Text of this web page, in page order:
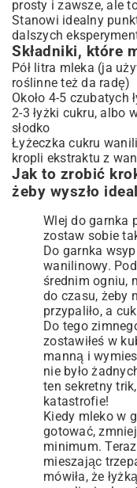
prosty i zawsze, ale
Stanowi idealny
dalszych
Składniki, które
Pół litra mleka (ja
roślinne też da radę)
Około 4-5 czubatych
2-3 łyżki cukru, albo
słodko
Łyżeczka cukru
kropli ekstraktu z
Jak to zrobić
żeby wyszło
Wlej do garnka
zostaw sobie
Do garnka
wanilinowy.
średnim ogniu,
do czasu, żeby
przypaliło, a
Do tego
zostawiłeś w
manną i
nie było
ten sekretny
katastrofie!
Kiedy mleko w
gotować,
minimum.
mieszając
mówiła, że